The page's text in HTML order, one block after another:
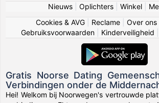
Nieuws| Oplichters| Winkel|
Cookies & AVG
Reclame Over ons
Gebruiksvoorwaarden
Kinderveiligheid
Gratis Noorse Dating
Verbindingen onder de
Hei! Welkom bij Noorwegen's vertrouwde